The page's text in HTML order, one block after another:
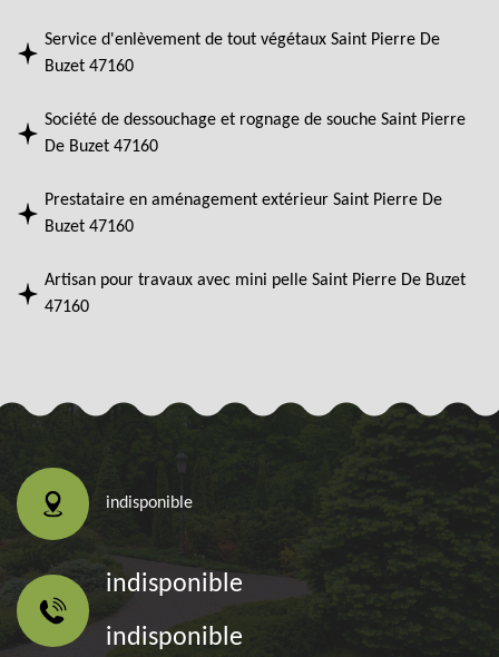
Service d'enlèvement de tout végétaux Saint Pierre De
Buzet 47160
Société de dessouchage et rognage de souche Saint Pierre
De Buzet 47160
Prestataire en aménagement extérieur Saint Pierre De
Buzet 47160
Artisan pour travaux avec mini pelle Saint Pierre De Buzet
47160
indisponible
indisponible
indisponible